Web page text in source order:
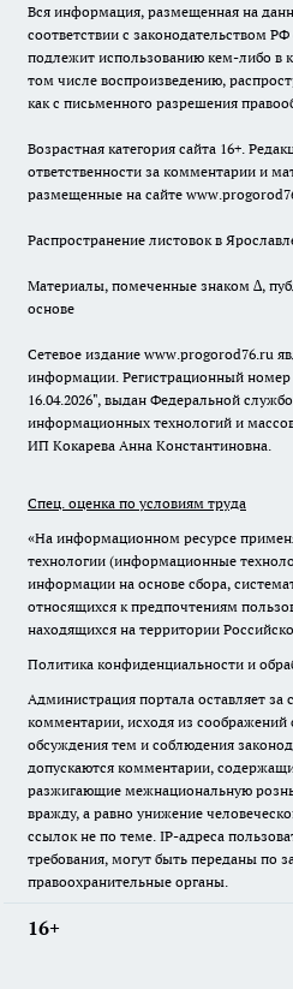
Вся информация, размещенная на
соответствии с законодательством
подлежит использованию кем-либо в
том числе воспроизведению,
как с письменного разрешения
Возрастная категория сайта 16+.
ответственности за комментарии и
размещенные на сайте
Распространение листовок в
Материалы, помеченные знаком ∆,
основе
Сетевое издание www.progorod76.ru
информации. Регистрационный
16.04.2026", выдан Федеральной
информационных технологий и
ИП Кокарева Анна Константиновна.
Спец. оценка по условиям труда
«На информационном ресурсе
технологии (информационные
информации на основе сбора,
относящихся к предпочтениям
находящихся на территории
Политика конфиденциальности и
Администрация портала оставляет за
комментарии, исходя из соображений
обсуждения тем и соблюдения
допускаются комментарии,
разжигающие межнациональную
вражду, а равно унижение
ссылок не по теме. IP-адреса
требования, могут быть переданы по
правоохранительные органы.
16+